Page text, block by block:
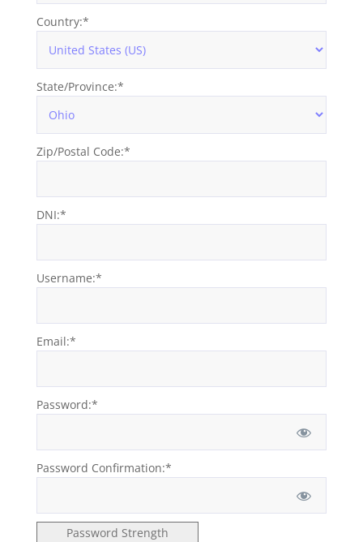
Country:*
State/Province:*
Zip/Postal Code:*
DNI:*
Username:*
Email:*
Password:*
Password Confirmation:*
Password Strength